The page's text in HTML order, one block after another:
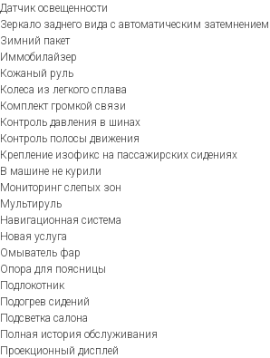
Датчик освещенности
Зеркало заднего вида с автоматическим затемнением
Зимний пакет
Иммобилайзер
Кожаный руль
Колеса из легкого сплава
Комплект громкой связи
Контроль давления в шинах
Контроль полосы движения
Крепление изофикс на пассажирских сидениях
В машине не курили
Мониторинг слепых зон
Мультируль
Навигационная система
Новая услуга
Омыватель фар
Опора для поясницы
Подлокотник
Подогрев сидений
Подсветка салона
Полная история обслуживания
Проекционный дисплей